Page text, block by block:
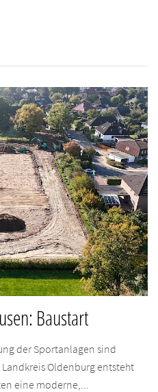
Baustart
der Sportanlagen sind
Oldenburg entsteht
eine moderne,...